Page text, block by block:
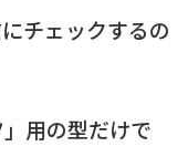
チェックするの
用の型だけで